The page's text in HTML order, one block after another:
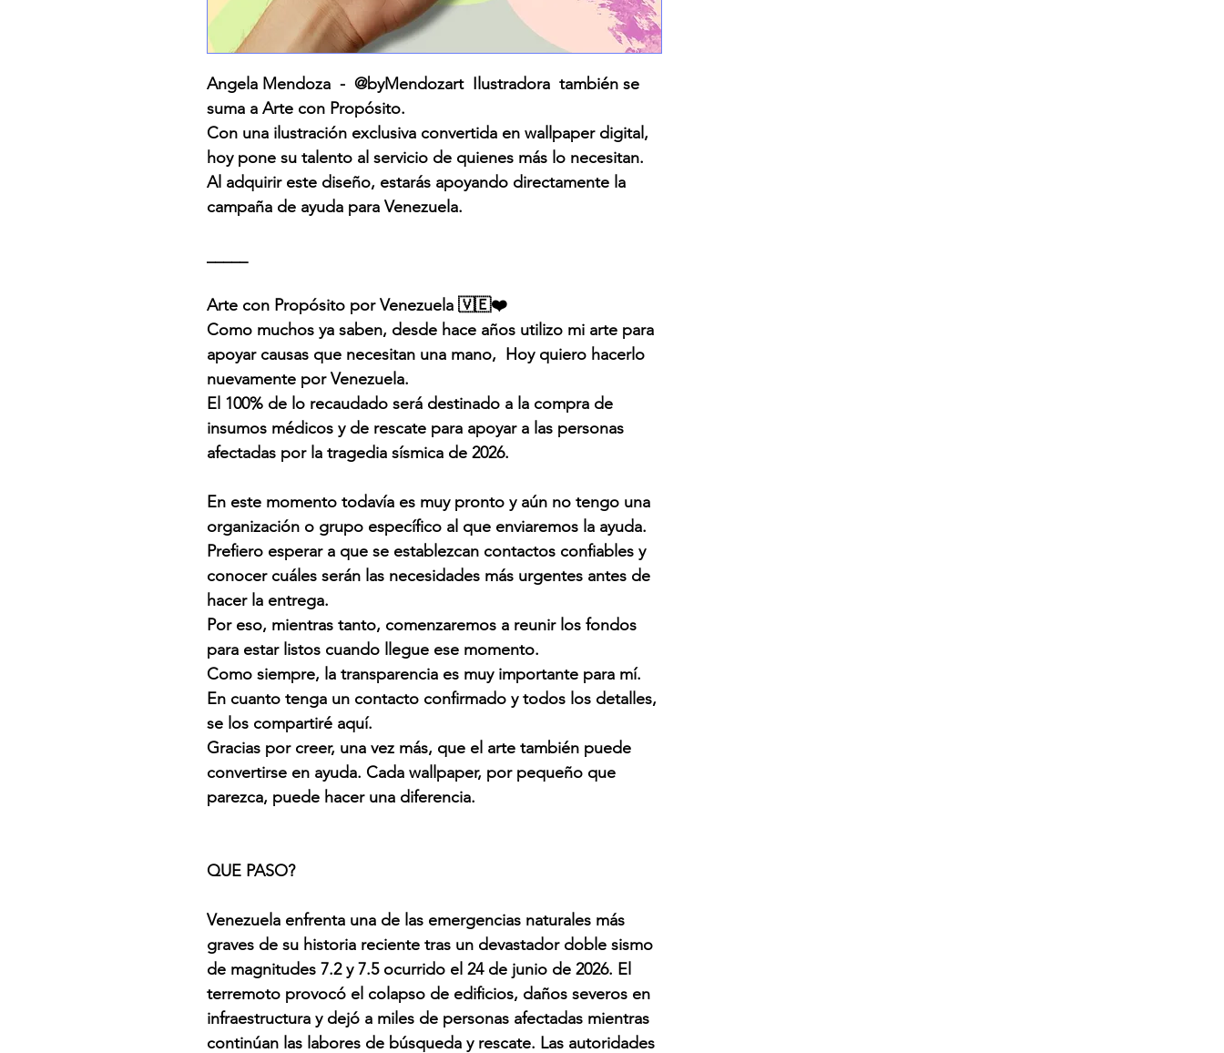
Angela Mendoza - @byMendozart Ilustradora también se
suma a Arte con Propósito.
Con una ilustración exclusiva convertida en wallpaper digital,
hoy pone su talento al servicio de quienes más lo necesitan.
Al adquirir este diseño, estarás apoyando directamente la
campaña de ayuda para Venezuela.
Arte con Propósito por Venezuela 🇻🇪❤️
Como muchos ya saben, desde hace años utilizo mi arte para
apoyar causas que necesitan una mano, Hoy quiero hacerlo
nuevamente por Venezuela.
El 100% de lo recaudado será destinado a la compra de
insumos médicos y de rescate para apoyar a las personas
afectadas por la tragedia sísmica de 2026.
En este momento todavía es muy pronto y aún no tengo una
organización o grupo específico al que enviaremos la ayuda.
Prefiero esperar a que se establezcan contactos confiables y
conocer cuáles serán las necesidades más urgentes antes de
hacer la entrega.
Por eso, mientras tanto, comenzaremos a reunir los fondos
para estar listos cuando llegue ese momento.
Como siempre, la transparencia es muy importante para mí.
En cuanto tenga un contacto confirmado y todos los detalles,
se los compartiré aquí.
Gracias por creer, una vez más, que el arte también puede
convertirse en ayuda. Cada wallpaper, por pequeño que
parezca, puede hacer una diferencia.
QUE PASO?
Venezuela enfrenta una de las emergencias naturales más
graves de su historia reciente tras un devastador doble sismo
de magnitudes 7.2 y 7.5 ocurrido el 24 de junio de 2026. El
terremoto provocó el colapso de edificios, daños severos en
infraestructura y dejó a miles de personas afectadas mientras
continúan las labores de búsqueda y rescate. Las autoridades